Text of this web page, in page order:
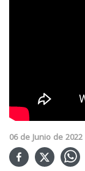
06 de Junio de 2022